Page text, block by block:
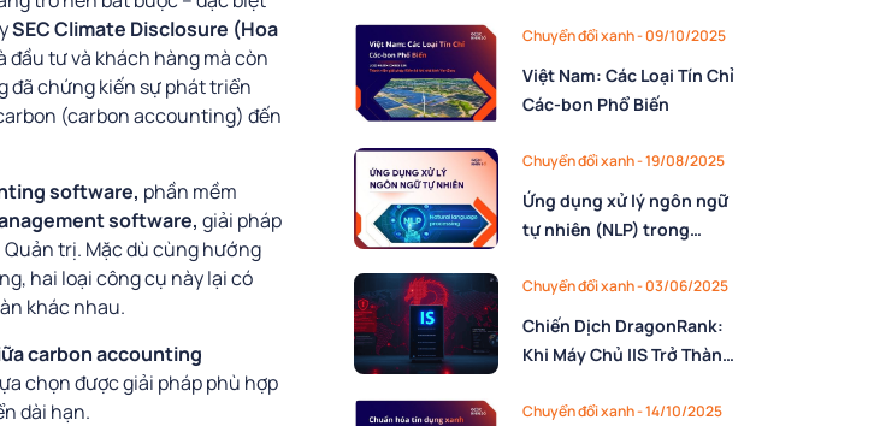
SEC Climate Disclosure (Hoa
đầu tư và khách hàng mà còn
đã chứng kiến sự phát triển
(carbon accounting) đến
software, phần mềm
software, giải pháp
trị. Mặc dù cùng hướng
hai loại công cụ này lại có
khác nhau.
carbon accounting
chọn được giải pháp phù hợp
dài hạn.
Chuyển đổi xanh - 09/10/2025
Việt Nam: Các Loại Tín Chỉ
Các-bon Phổ Biến
Chuyển đổi xanh - 19/08/2025
Ứng dụng xử lý ngôn ngữ
tự nhiên (NLP) trong
Chuyển đổi xanh - 03/06/2025
Chiến Dịch DragonRank:
Khi Máy Chủ IIS Trở Thành
Chuyển đổi xanh - 14/10/2025